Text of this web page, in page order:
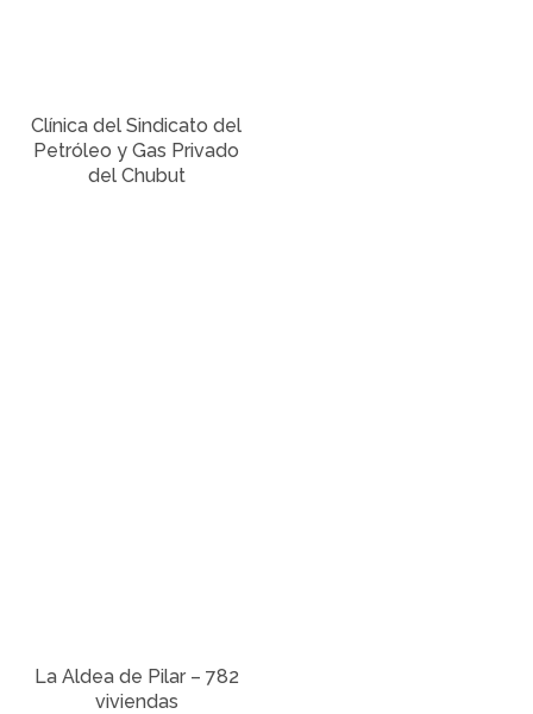
Clínica del Sindicato del
Petróleo y Gas Privado
del Chubut
La Aldea de Pilar – 782
viviendas